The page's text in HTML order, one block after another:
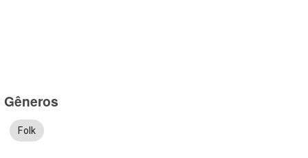
Gêneros
Folk